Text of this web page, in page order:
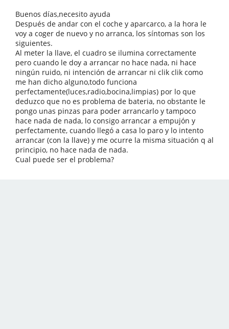
Buenos días,necesito ayuda
Después de andar con el coche y aparcarco, a la hora le
voy a coger de nuevo y no arranca, los síntomas son los
siguientes.
Al meter la llave, el cuadro se ilumina correctamente
pero cuando le doy a arrancar no hace nada, ni hace
ningún ruido, ni intención de arrancar ni clik clik como
me han dicho alguno,todo funciona
perfectamente(luces,radio,bocina,limpias) por lo que
deduzco que no es problema de bateria, no obstante le
pongo unas pinzas para poder arrancarlo y tampoco
hace nada de nada, lo consigo arrancar a empujón y
perfectamente, cuando llegó a casa lo paro y lo intento
arrancar (con la llave) y me ocurre la misma situación q al
principio, no hace nada de nada.
Cual puede ser el problema?